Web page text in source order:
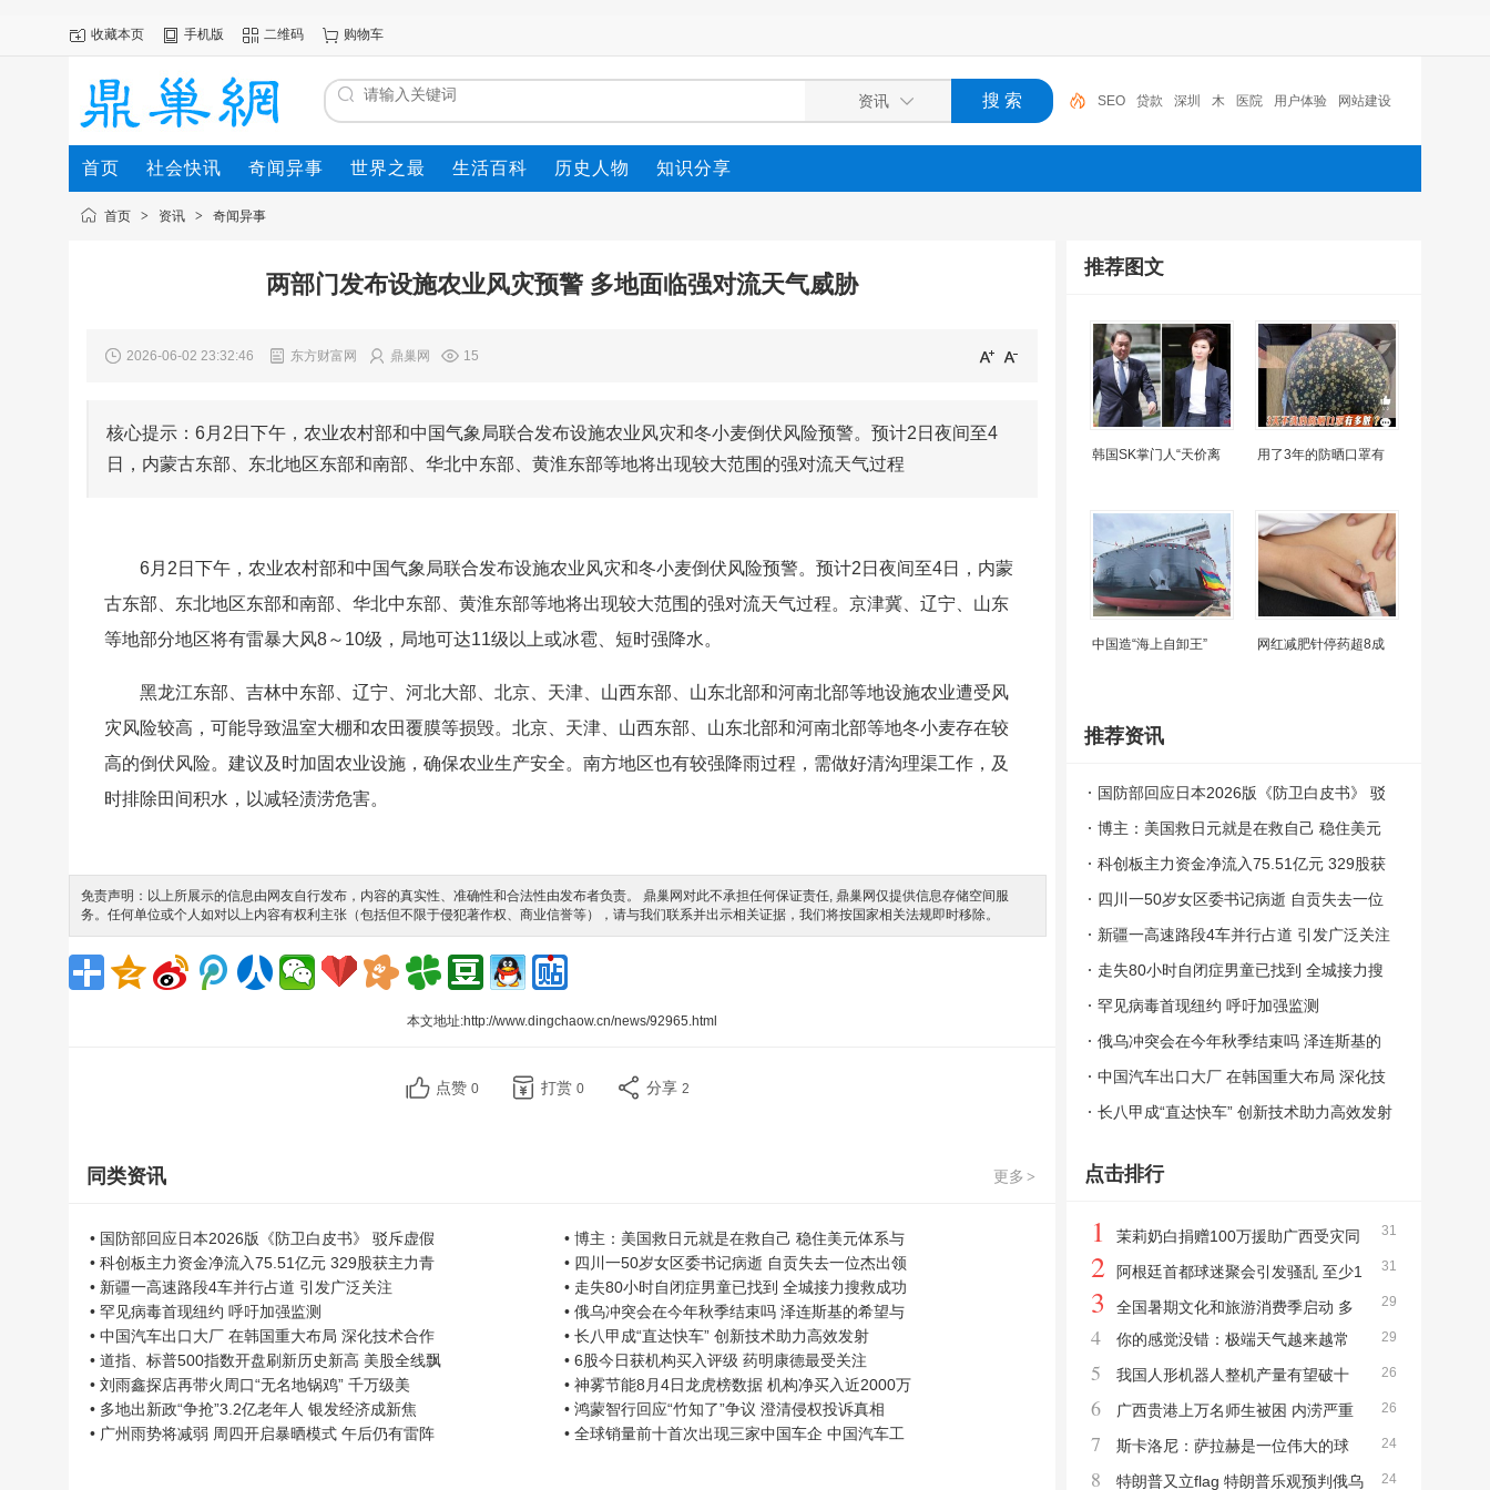
收藏本页 手机版 二维码 购物车
SEO 贷款 深圳 木 医院 用户体验 网站建设
机器人 摩托车 广州
首页 社会快讯 奇闻异事 世界之最 生活百科 历史人物 知识分享
首页 > 资讯 > 奇闻异事
两部门发布设施农业风灾预警 多地面临强对流天气威胁
2026-06-02 23:32:46 东方财富网 鼎巢网 15
核心提示：6月2日下午，农业农村部和中国气象局联合发布设施农业风灾和冬小麦倒伏风险预警。预计2日夜间至4
日，内蒙古东部、东北地区东部和南部、华北中东部、黄淮东部等地将出现较大范围的强对流天气过程
6月2日下午，农业农村部和中国气象局联合发布设施农业风灾和冬小麦倒伏风险预警。预计2日夜间至4日，内蒙
古东部、东北地区东部和南部、华北中东部、黄淮东部等地将出现较大范围的强对流天气过程。京津冀、辽宁、山东
等地部分地区将有雷暴大风8～10级，局地可达11级以上或冰雹、短时强降水。
黑龙江东部、吉林中东部、辽宁、河北大部、北京、天津、山西东部、山东北部和河南北部等地设施农业遭受风
灾风险较高，可能导致温室大棚和农田覆膜等损毁。北京、天津、山西东部、山东北部和河南北部等地冬小麦存在较
高的倒伏风险。建议及时加固农业设施，确保农业生产安全。南方地区也有较强降雨过程，需做好清沟理渠工作，及
时排除田间积水，以减轻渍涝危害。
免责声明：以上所展示的信息由网友自行发布，内容的真实性、准确性和合法性由发布者负责。 鼎巢网对此不承担任何保证责任, 鼎巢网仅提供信息存储空间服
务。任何单位或个人如对以上内容有权利主张（包括但不限于侵犯著作权、商业信誉等），请与我们联系并出示相关证据，我们将按国家相关法规即时移除。
本文地址:http://www.dingchaow.cn/news/92965.html
点赞 0 打赏 0 分享 2
更多 >
同类资讯
• 国防部回应日本2026版《防卫白皮书》 驳斥虚假
• 博主：美国救日元就是在救自己 稳住美元体系与
• 科创板主力资金净流入75.51亿元 329股获主力青
• 四川一50岁女区委书记病逝 自贡失去一位杰出领
• 新疆一高速路段4车并行占道 引发广泛关注
• 走失80小时自闭症男童已找到 全城接力搜救成功
• 罕见病毒首现纽约 呼吁加强监测
• 俄乌冲突会在今年秋季结束吗 泽连斯基的希望与
• 中国汽车出口大厂 在韩国重大布局 深化技术合作
• 长八甲成“直达快车” 创新技术助力高效发射
• 道指、标普500指数开盘刷新历史新高 美股全线飘
• 6股今日获机构买入评级 药明康德最受关注
• 刘雨鑫探店再带火周口“无名地锅鸡” 千万级美
• 神雾节能8月4日龙虎榜数据 机构净买入近2000万
• 多地出新政“争抢”3.2亿老年人 银发经济成新焦
• 鸿蒙智行回应“竹知了”争议 澄清侵权投诉真相
• 广州雨势将减弱 周四开启暴晒模式 午后仍有雷阵
• 全球销量前十首次出现三家中国车企 中国汽车工
推荐图文
韩国SK掌门人“天价离 用了3年的防晒口罩有
中国造“海上自卸王” 网红减肥针停药超8成
推荐资讯
国防部回应日本2026版《防卫白皮书》 驳
斥虚假叙事
博主：美国救日元就是在救自己 稳住美元
体系与霸权
科创板主力资金净流入75.51亿元 329股获
主力青睐
四川一50岁女区委书记病逝 自贡失去一位
杰出领导者
新疆一高速路段4车并行占道 引发广泛关注
走失80小时自闭症男童已找到 全城接力搜
救成功
罕见病毒首现纽约 呼吁加强监测
俄乌冲突会在今年秋季结束吗 泽连斯基的
希望与挑战
中国汽车出口大厂 在韩国重大布局 深化技
术合作与市场拓展
长八甲成“直达快车” 创新技术助力高效发射
点击排行
31
1
茉莉奶白捐赠100万援助广西受灾同
胞 首批物资已抵达横州
31
2
阿根廷首都球迷聚会引发骚乱 至少1
9人被捕
29
3
全国暑期文化和旅游消费季启动 多
元供给激发市场活力
29
4
你的感觉没错：极端天气越来越常
见了 全球变暖加剧趋势
26
5
我国人形机器人整机产量有望破十
万台 AI产业持续壮大
26
6
广西贵港上万名师生被困 内涝严重
影响生活
24
7
斯卡洛尼：萨拉赫是一位伟大的球
员，阿根廷备战埃及挑战
24
8 特朗普又立flag 特朗普乐观预判俄乌